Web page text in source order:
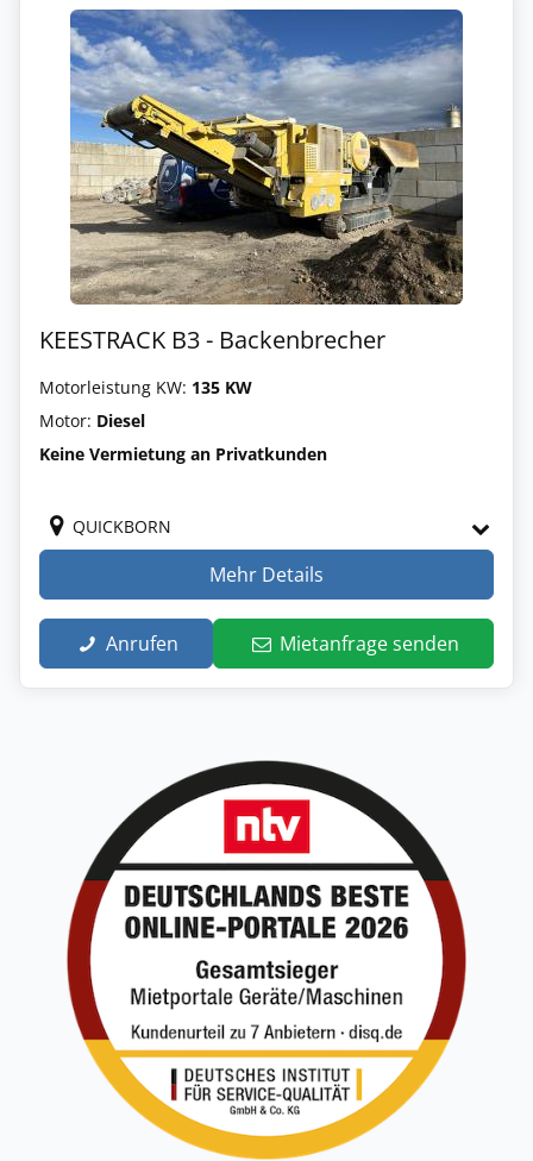
KEESTRACK B3 - Backenbrecher
Motorleistung KW: 135 KW
Motor: Diesel
Keine Vermietung an Privatkunden
QUICKBORN
Mehr Details
Anrufen Mietanfrage senden